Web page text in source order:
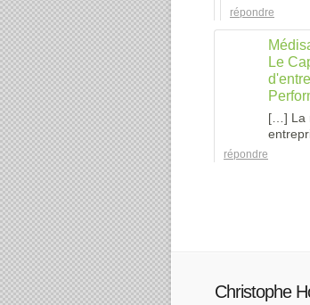
répondre
Le
[…] La
répondre
Christophe